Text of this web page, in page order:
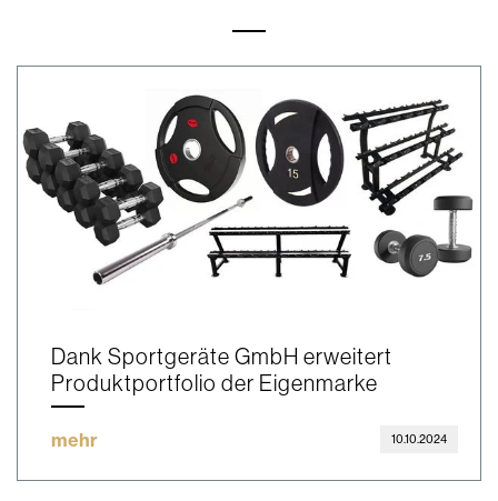
Dank Sportgeräte GmbH erweitert
Produktportfolio der Eigenmarke
mehr 10.10.2024